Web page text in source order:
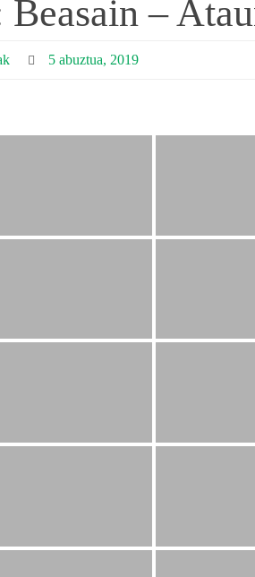
–
5 abuztua, 2019